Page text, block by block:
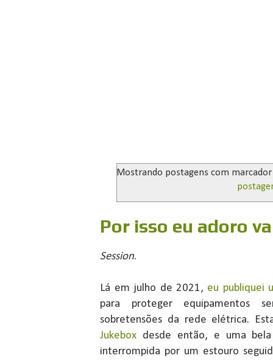
Mostrando postagens com
Por isso eu adoro
Session.
Lá em julho de 2021, eu publiquei
para proteger equipamentos
sobretensões da rede elétrica.
Jukebox desde então, e uma
interrompida por um estouro